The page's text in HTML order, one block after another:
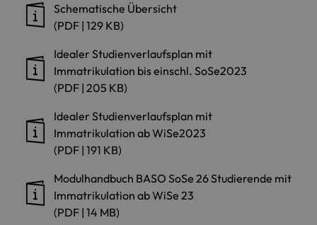
Schematische Übersicht
(PDF | 129 KB)
Idealer Studienverlaufsplan mit
Immatrikulation bis einschl. SoSe2023
(PDF | 205 KB)
Idealer Studienverlaufsplan mit
Immatrikulation ab WiSe2023
(PDF | 191 KB)
Modulhandbuch BASO SoSe 26 Studierende mit
Immatrikulation ab WiSe 23
(PDF | 14 MB)